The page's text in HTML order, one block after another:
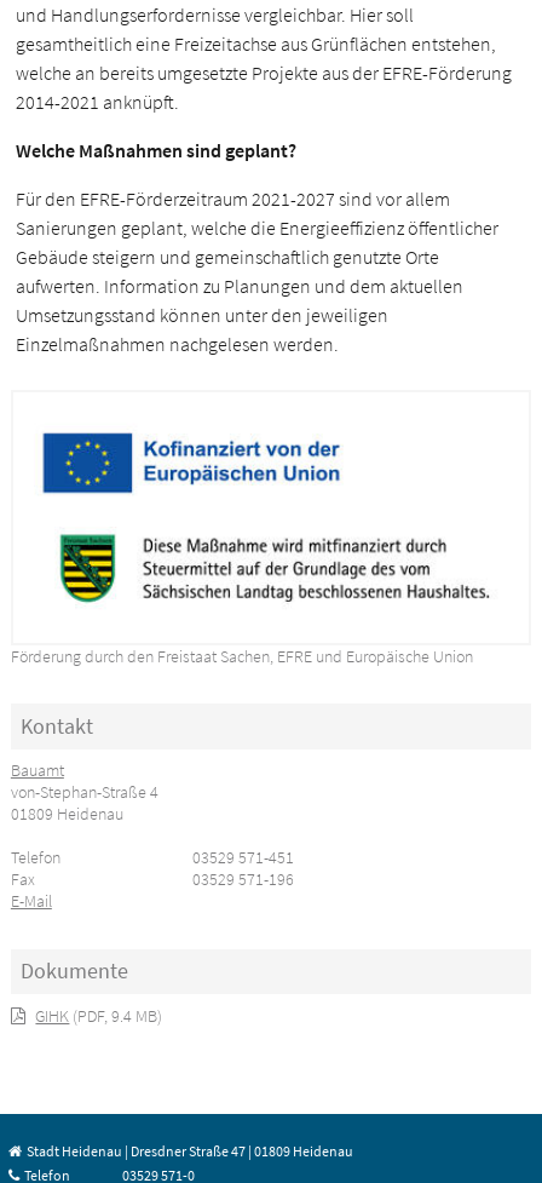
und Handlungserfordernisse vergleichbar. Hier soll
gesamtheitlich eine Freizeitachse aus Grünflächen entstehen,
welche an bereits umgesetzte Projekte aus der EFRE-Förderung
2014-2021 anknüpft.
Welche Maßnahmen sind geplant?
Für den EFRE-Förderzeitraum 2021-2027 sind vor allem
Sanierungen geplant, welche die Energieeffizienz öffentlicher
Gebäude steigern und gemeinschaftlich genutzte Orte
aufwerten. Information zu Planungen und dem aktuellen
Umsetzungsstand können unter den jeweiligen
Einzelmaßnahmen nachgelesen werden.
Förderung durch den Freistaat Sachen, EFRE und Europäische Union
Kontakt
Bauamt
von-Stephan-Straße 4
01809 Heidenau
Telefon
03529 571-451
Fax
03529 571-196
E-Mail
Dokumente
GIHK (PDF, 9.4 MB)
Stadt Heidenau | Dresdner Straße 47 | 01809 Heidenau
Telefon
03529 571-0